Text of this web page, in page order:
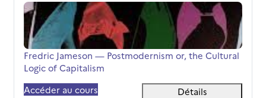
Fredric Jameson — Postmodernism or, the Cultural
Nom du cours
Fredric Jameson — Postmodernism or, the Cultural
Logic of Capitalism
Accéder au cours
Détails